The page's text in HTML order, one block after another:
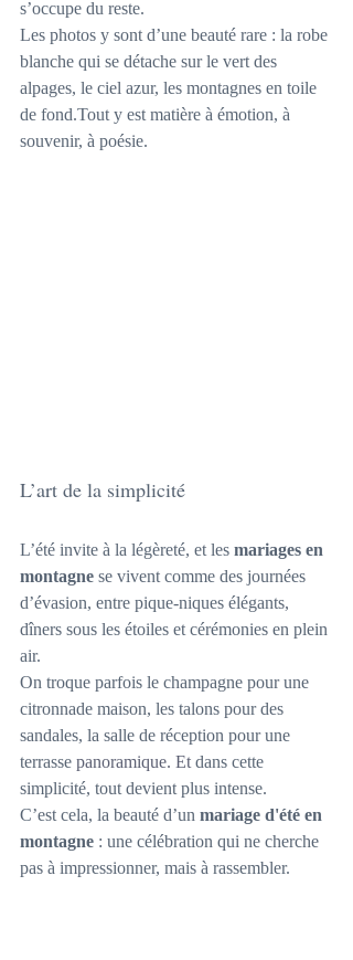
s’occupe du reste.
Les photos y sont d’une beauté rare : la robe
blanche qui se détache sur le vert des
alpages, le ciel azur, les montagnes en toile
de fond.Tout y est matière à émotion, à
souvenir, à poésie.
L’art de la simplicité
L’été invite à la légèreté, et les mariages en
montagne se vivent comme des journées
d’évasion, entre pique-niques élégants,
dîners sous les étoiles et cérémonies en plein
air.
On troque parfois le champagne pour une
citronnade maison, les talons pour des
sandales, la salle de réception pour une
terrasse panoramique. Et dans cette
simplicité, tout devient plus intense.
C’est cela, la beauté d’un mariage d'été en
montagne : une célébration qui ne cherche
pas à impressionner, mais à rassembler.